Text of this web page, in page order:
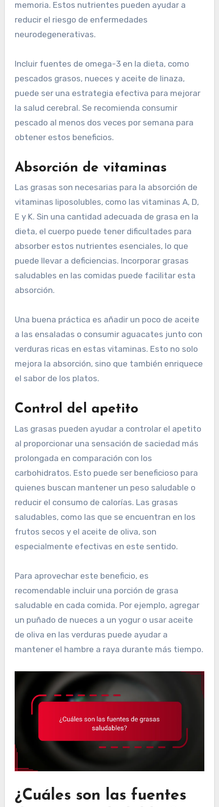
memoria. Estos nutrientes pueden ayudar a
reducir el riesgo de enfermedades
neurodegenerativas.
Incluir fuentes de omega-3 en la dieta, como
pescados grasos, nueces y aceite de linaza,
puede ser una estrategia efectiva para mejorar
la salud cerebral. Se recomienda consumir
pescado al menos dos veces por semana para
obtener estos beneficios.
Absorción de vitaminas
Las grasas son necesarias para la absorción de
vitaminas liposolubles, como las vitaminas A, D,
E y K. Sin una cantidad adecuada de grasa en la
dieta, el cuerpo puede tener dificultades para
absorber estos nutrientes esenciales, lo que
puede llevar a deficiencias. Incorporar grasas
saludables en las comidas puede facilitar esta
absorción.
Una buena práctica es añadir un poco de aceite
a las ensaladas o consumir aguacates junto con
verduras ricas en estas vitaminas. Esto no solo
mejora la absorción, sino que también enriquece
el sabor de los platos.
Control del apetito
Las grasas pueden ayudar a controlar el apetito
al proporcionar una sensación de saciedad más
prolongada en comparación con los
carbohidratos. Esto puede ser beneficioso para
quienes buscan mantener un peso saludable o
reducir el consumo de calorías. Las grasas
saludables, como las que se encuentran en los
frutos secos y el aceite de oliva, son
especialmente efectivas en este sentido.
Para aprovechar este beneficio, es
recomendable incluir una porción de grasa
saludable en cada comida. Por ejemplo, agregar
un puñado de nueces a un yogur o usar aceite
de oliva en las verduras puede ayudar a
mantener el hambre a raya durante más tiempo.
¿Cuáles son las fuentes